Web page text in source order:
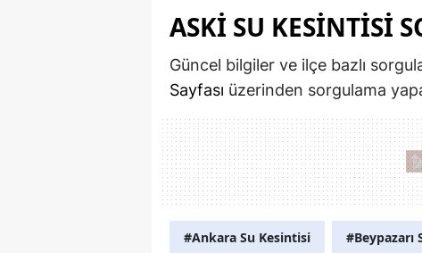
ASKİ SU KESINTISI
Güncel bilgiler ve ilçe bazlı
Sayfası üzerinden sorgulama
#Ankara Su Kesintisi #Beypazarı